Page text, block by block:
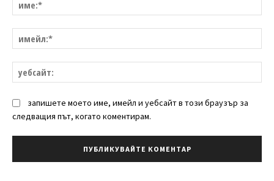
запишете моето име, имейл и уебсайт в този браузър за
следващия път, когато коментирам.